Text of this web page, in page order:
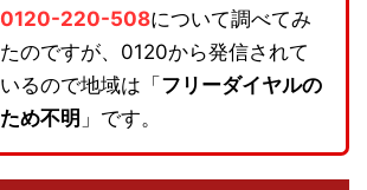
0120-220-508について調べてみ
たのですが、0120から発信されて
いるので地域は「 フリーダイヤルの
ため不明 」です。